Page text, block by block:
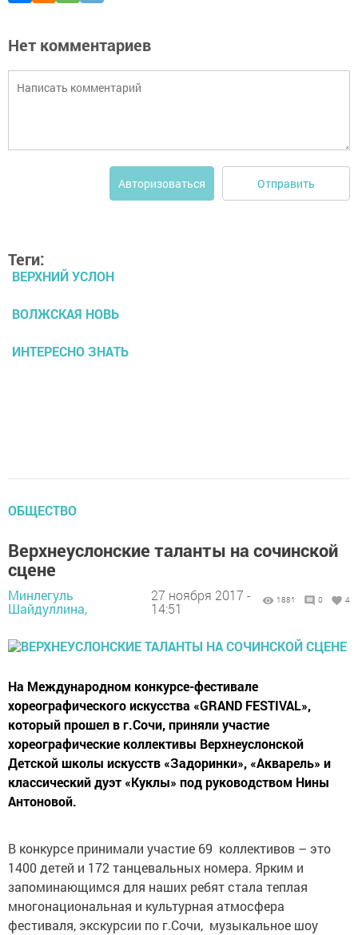
Нет комментариев
Авторизоваться Отправить
Теги:
ВЕРХНИЙ УСЛОН
ВОЛЖСКАЯ НОВЬ
ИНТЕРЕСНО ЗНАТЬ
ОБЩЕСТВО
Верхнеуслонские таланты на сочинской
сцене
Минлегуль
Шайдуллина,
27 ноября 2017 -
14:51
1881 0 4
На Международном конкурсе-фестивале
хореографического искусства «GRAND FESTIVAL»,
который прошел в г.Сочи, приняли участие
хореографические коллективы Верхнеуслонской
Детской школы искусств «Задоринки», «Акварель» и
классический дуэт «Куклы» под руководством Нины
Антоновой.
В конкурсе принимали участие 69 коллективов – это
1400 детей и 172 танцевальных номера. Ярким и
запоминающимся для наших ребят стала теплая
многонациональная и культурная атмосфера
фестиваля, экскурсии по г.Сочи, музыкальное шоу